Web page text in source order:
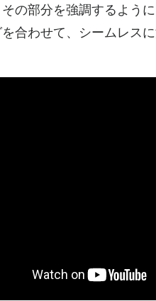
の部分を強調するよう
合わせて、シームレス